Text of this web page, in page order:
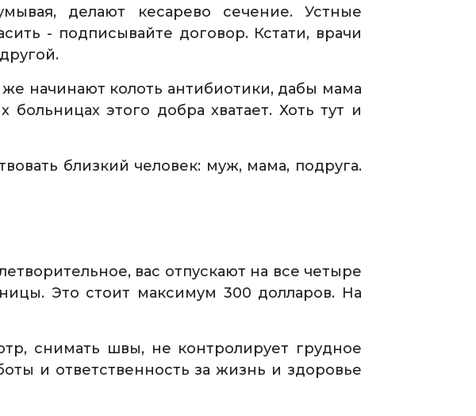
делают кесарево сечение. Устные
- подписывайте договор. Кстати, врачи
начинают колоть антибиотики, дабы мама
этого добра хватает. Хоть тут и
близкий человек: муж, мама, подруга.
вас отпускают на все четыре
Это стоит максимум 300 долларов. На
снимать швы, не контролирует грудное
и ответственность за жизнь и здоровье